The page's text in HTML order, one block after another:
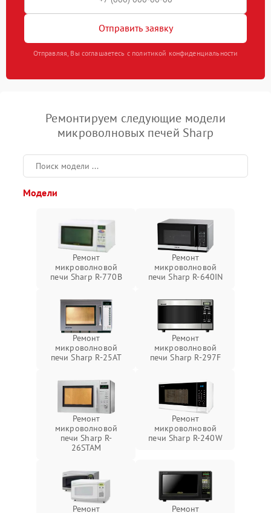
Отправить заявку
Отправляя, Вы соглашаетесь с политикой конфиденциальности
Ремонтируем следующие модели
микроволновых печей Sharp
Модели
Ремонт
микроволновой
печи Sharp R-770B
Ремонт
микроволновой
печи Sharp R-640IN
Ремонт
микроволновой
печи Sharp R-25AT
Ремонт
микроволновой
печи Sharp R-297F
Ремонт
микроволновой
печи Sharp R-
26STAM
Ремонт
микроволновой
печи Sharp R-240W
Ремонт
Ремонт